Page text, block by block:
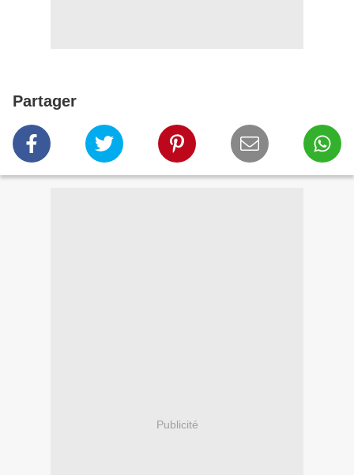
Partager
Publicité